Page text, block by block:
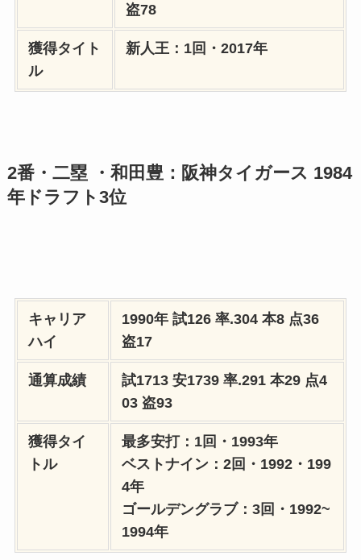
盗78
獲得タイト
ル
新人王：1回・2017年
2番・二塁 ・和田豊：阪神タイガース 1984
年ドラフト3位
キャリア
ハイ
1990年 試126 率.304 本8 点36
盗17
通算成績
試1713 安1739 率.291 本29 点4
03 盗93
獲得タイ
トル
最多安打：1回・1993年
ベストナイン：2回・1992・199
4年
ゴールデングラブ：3回・1992~
1994年